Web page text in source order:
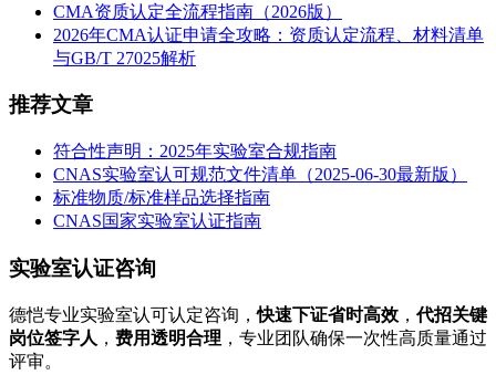
CMA资质认定全流程指南（2026版）
2026年CMA认证申请全攻略：资质认定流程、材料清单
与GB/T 27025解析
推荐文章
符合性声明：2025年实验室合规指南
CNAS实验室认可规范文件清单（2025-06-30最新版）
标准物质/标准样品选择指南
CNAS国家实验室认证指南
实验室认证咨询
德恺专业实验室认可认定咨询，快速下证省时高效 ，代招关键
岗位签字人 ， 费用透明合理 ，专业团队确保一次性高质量通过
评审。